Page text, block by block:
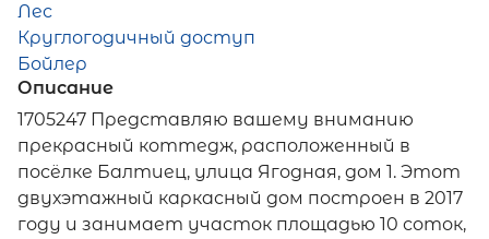
Лес
Круглогодичный доступ
Бойлер
Описание
1705247 Представляю вашему вниманию
прекрасный коттедж, расположенный в
посёлке Балтиец, улица Ягодная, дом 1. Этот
двухэтажный каркасный дом построен в 2017
году и занимает участок площадью 10 соток,